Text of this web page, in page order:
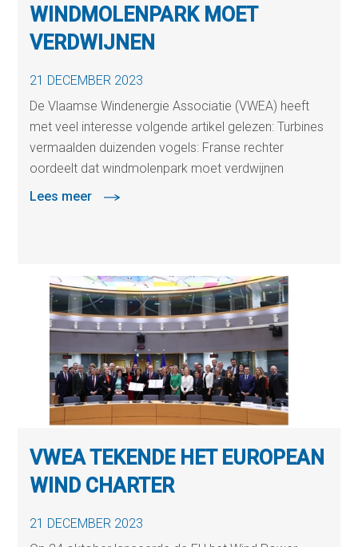
WINDMOLENPARK MOET
VERDWIJNEN
21 DECEMBER 2023
De Vlaamse Windenergie Associatie (VWEA) heeft
met veel interesse volgende artikel gelezen: Turbines
vermaalden duizenden vogels: Franse rechter
oordeelt dat windmolenpark moet verdwijnen
Lees meer
VWEA TEKENDE HET EUROPEAN
WIND CHARTER
21 DECEMBER 2023